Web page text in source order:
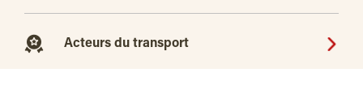
Acteurs du transport